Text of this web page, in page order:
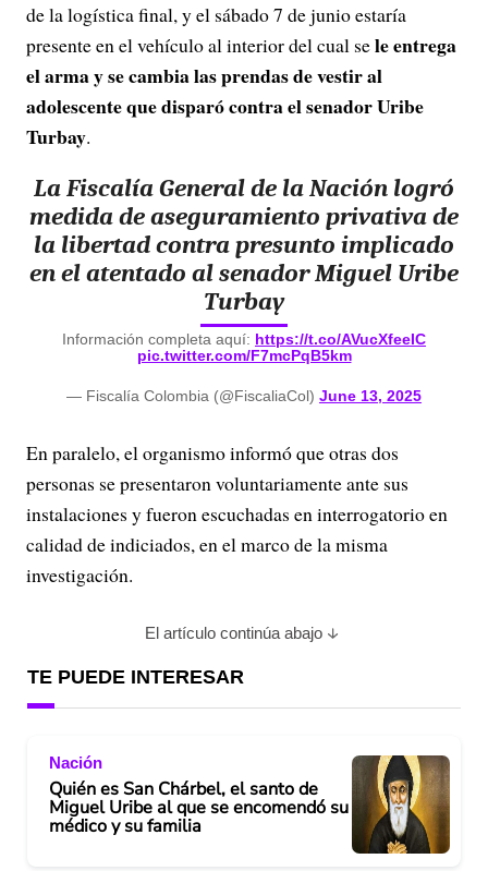
de la logística final, y el sábado 7 de junio estaría
presente en el vehículo al interior del cual sele entrega
el arma y se cambia las prendas de vestir al
adolescente que disparó contra el senador Uribe
Turbay.
La Fiscalía General de la Nación logró
medida de aseguramiento privativa de
la libertad contra presunto implicado
en el atentado al senador Miguel Uribe
Turbay
Información completa aquí: https://t.co/AVucXfeeIC
pic.twitter.com/F7mcPqB5km
— Fiscalía Colombia (@FiscaliaCol) June 13, 2025
En paralelo, el organismo informó que otras dos
personas se presentaron voluntariamente ante sus
instalaciones y fueron escuchadas en interrogatorio en
calidad de indiciados, en el marco de la misma
investigación.
El artículo continúa abajo
TE PUEDE INTERESAR
Nación
Quién es San Chárbel, el santo de
Miguel Uribe al que se encomendó su
médico y su familia